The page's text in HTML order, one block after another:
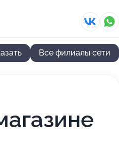
Все филиалы сети